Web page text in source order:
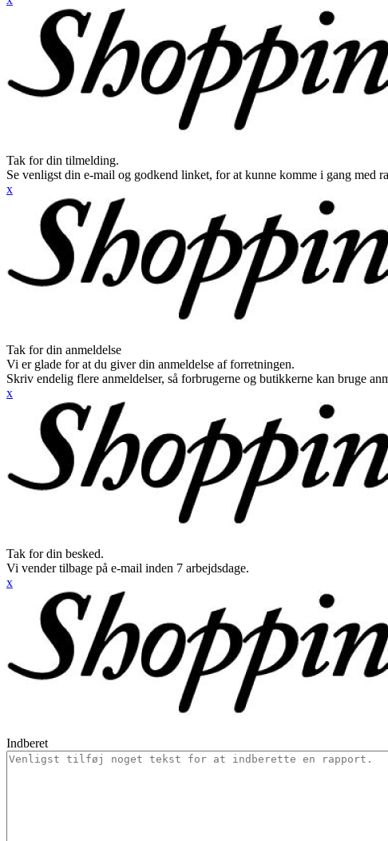
Tak for din tilmelding.
Se venligst din e-mail og godkend linket, for at kunne komme i gang med
x
Tak for din anmeldelse
Vi er glade for at du giver din anmeldelse af forretningen.
Skriv endelig flere anmeldelser, så forbrugerne og butikkerne kan bruge
x
Tak for din besked.
Vi vender tilbage på e-mail inden 7 arbejdsdage.
x
Indberet